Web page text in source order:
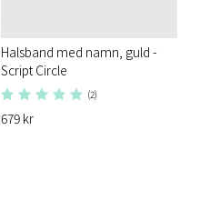
Halsband med namn, guld -
Script Circle
(2)
679 kr